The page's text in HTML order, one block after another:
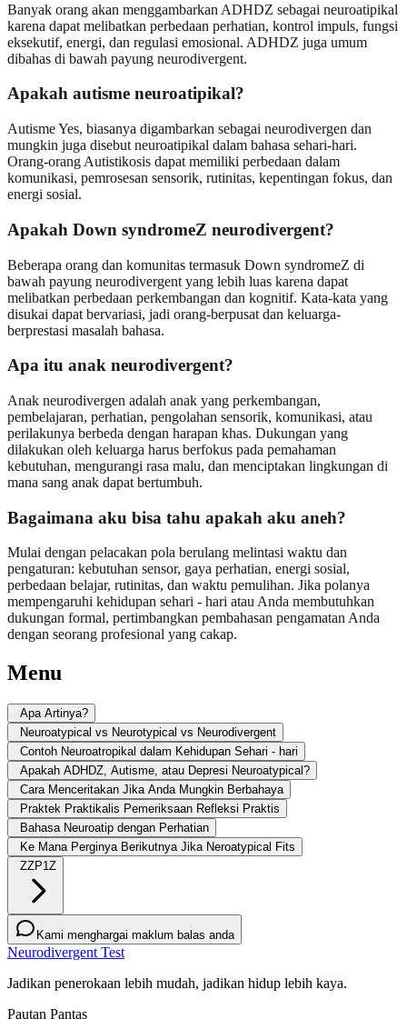
Banyak orang akan menggambarkan ADHDZ sebagai neuroatipikal
karena dapat melibatkan perbedaan perhatian, kontrol impuls, fungsi
eksekutif, energi, dan regulasi emosional. ADHDZ juga umum
dibahas di bawah payung neurodivergent.
Apakah autisme neuroatipikal?
Autisme Yes, biasanya digambarkan sebagai neurodivergen dan
mungkin juga disebut neuroatipikal dalam bahasa sehari-hari.
Orang-orang Autistikosis dapat memiliki perbedaan dalam
komunikasi, pemrosesan sensorik, rutinitas, kepentingan fokus, dan
energi sosial.
Apakah Down syndromeZ neurodivergent?
Beberapa orang dan komunitas termasuk Down syndromeZ di
bawah payung neurodivergent yang lebih luas karena dapat
melibatkan perbedaan perkembangan dan kognitif. Kata-kata yang
disukai dapat bervariasi, jadi orang-berpusat dan keluarga-
berprestasi masalah bahasa.
Apa itu anak neurodivergent?
Anak neurodivergen adalah anak yang perkembangan,
pembelajaran, perhatian, pengolahan sensorik, komunikasi, atau
perilakunya berbeda dengan harapan khas. Dukungan yang
dilakukan oleh keluarga harus berfokus pada pemahaman
kebutuhan, mengurangi rasa malu, dan menciptakan lingkungan di
mana sang anak dapat bertumbuh.
Bagaimana aku bisa tahu apakah aku aneh?
Mulai dengan pelacakan pola berulang melintasi waktu dan
pengaturan: kebutuhan sensor, gaya perhatian, energi sosial,
perbedaan belajar, rutinitas, dan waktu pemulihan. Jika polanya
mempengaruhi kehidupan sehari - hari atau Anda membutuhkan
dukungan formal, pertimbangkan pembahasan pengamatan Anda
dengan seorang profesional yang cakap.
Menu
Apa Artinya?
Neuroatypical vs Neurotypical vs Neurodivergent
Contoh Neuroatropikal dalam Kehidupan Sehari - hari
Apakah ADHDZ, Autisme, atau Depresi Neuroatypical?
Cara Menceritakan Jika Anda Mungkin Berbahaya
Praktek Praktikalis Pemeriksaan Refleksi Praktis
Bahasa Neuroatip dengan Perhatian
Ke Mana Perginya Berikutnya Jika Neroatypical Fits
ZZP1Z
Kami menghargai maklum balas anda
Neurodivergent Test
Jadikan penerokaan lebih mudah, jadikan hidup lebih kaya.
Pautan Pantas